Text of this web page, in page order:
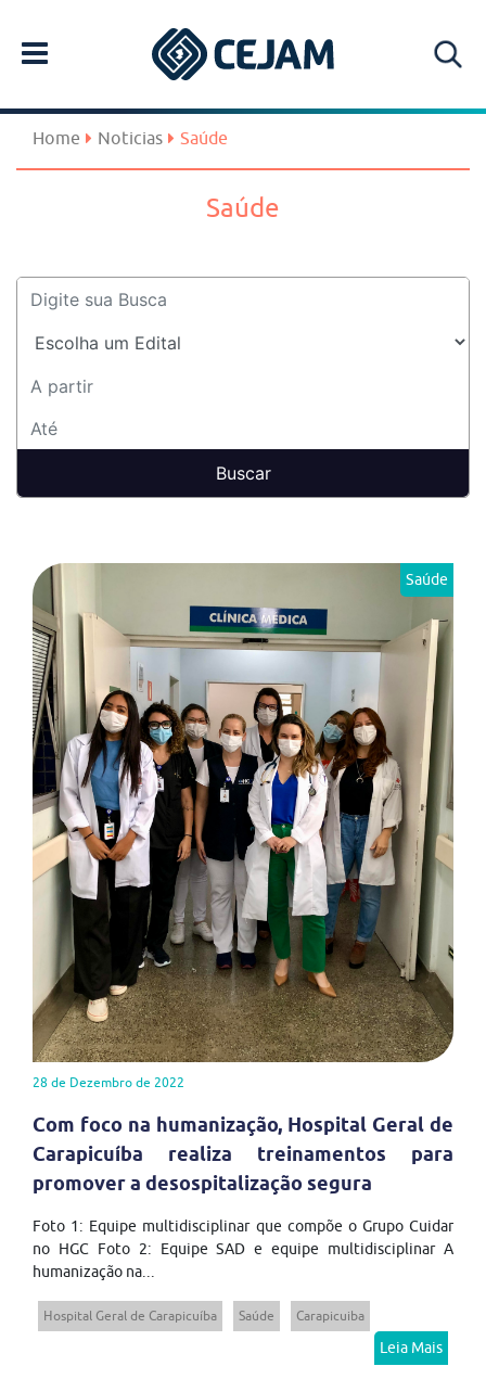
Home Noticias Saúde
Saúde
Saúde
28 de Dezembro de 2022
Com foco na humanização, Hospital Geral de
Carapicuíba realiza treinamentos para
promover a desospitalização segura
Foto 1: Equipe multidisciplinar que compõe o Grupo Cuidar
no HGC Foto 2: Equipe SAD e equipe multidisciplinar A
humanização na...
Hospital Geral de Carapicuíba Saúde Carapicuiba
Leia Mais